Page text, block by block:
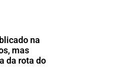
na
mas
da rota do